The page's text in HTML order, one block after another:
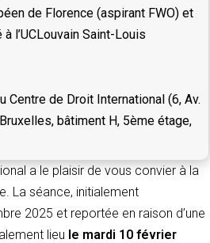
de Florence (aspirant FWO) et
l’UCLouvain Saint-Louis
Centre de Droit International (6, Av.
bâtiment H, 5ème étage,
a le plaisir de vous convier à la
La séance, initialement
2025 et reportée en raison d’une
lieu le mardi 10 février